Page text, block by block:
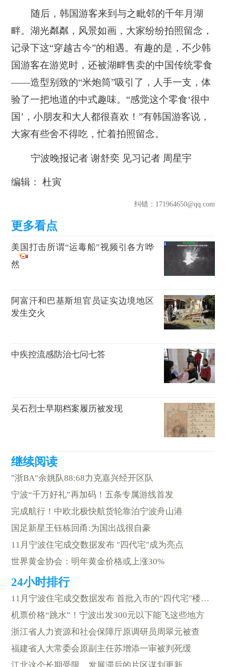
随后，韩国游客来到与之毗邻的千年月湖
畔。湖光粼粼，风景如画，大家纷纷拍照留念，
记录下这“穿越古今”的相遇。有趣的是，不少韩
国游客在游览时，还被湖畔售卖的中国传统零食
——造型别致的“米炮筒”吸引了，人手一支，体
验了一把地道的中式趣味。“感觉这个零食‘很中
国’，小朋友和大人都很喜欢！”有韩国游客说，
大家有些舍不得吃，忙着拍照留念。
宁波晚报记者 谢舒奕 见习记者 周星宇
编辑： 杜寅
纠错：171964650@qq.com
美国打击所谓“运毒船”视频引各方哗
然
阿富汗和巴基斯坦官员证实边境地区
发生交火
中疾控流感防治七问七答
吴石烈士早期档案履历被发现
"浙BA"余姚队88:68力克嘉兴经开区队
宁波“千万好礼”再加码！五条专属游线首发
完成航行！中欧北极快航货轮靠泊宁波舟山港
国足新星王钰栋回甬:为国出战很自豪
11月宁波住宅成交数据发布 "四代宅"成为亮点
世界黄金协会：明年黄金价格或上涨30%
11月宁波住宅成交数据发布 首批入市的"四代宅"楼盘成为亮点
机票价格“跳水”！宁波出发300元以下能飞这些地方
浙江省人力资源和社会保障厅原调研员周翠元被查
福建省人大常委会原副主任苏增添一审被判死缓